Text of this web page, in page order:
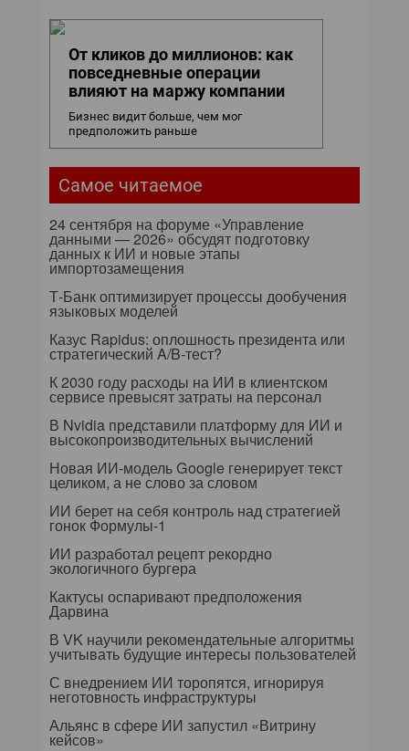
От кликов до миллионов: как
повседневные операции
влияют на маржу компании
Бизнес видит больше, чем мог
предположить раньше
Самое читаемое
24 сентября на форуме «Управление
данными — 2026» обсудят подготовку
данных к ИИ и новые этапы
импортозамещения
Т-Банк оптимизирует процессы дообучения
языковых моделей
Казус Rapidus: оплошность президента или
стратегический A/B-тест?
К 2030 году расходы на ИИ в клиентском
сервисе превысят затраты на персонал
В Nvidia представили платформу для ИИ и
высокопроизводительных вычислений
Новая ИИ-модель Google генерирует текст
целиком, а не слово за словом
ИИ берет на себя контроль над стратегией
гонок Формулы-1
ИИ разработал рецепт рекордно
экологичного бургера
Кактусы оспаривают предположения
Дарвина
В VK научили рекомендательные алгоритмы
учитывать будущие интересы пользователей
С внедрением ИИ торопятся, игнорируя
неготовность инфраструктуры
Альянс в сфере ИИ запустил «Витрину
кейсов»